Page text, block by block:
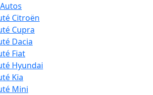
Citroën
Cupra
Dacia
Fiat
Hyundai
Kia
Mini